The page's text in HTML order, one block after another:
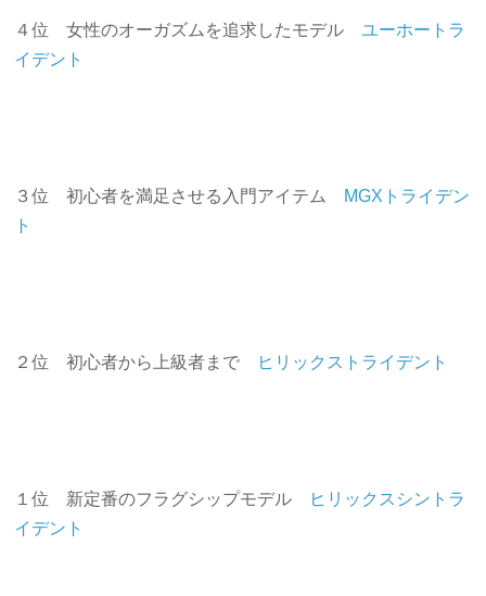
４位 女性のオーガズムを追求したモデルユーホートラ
イデント
３位 初心者を満足させる入門アイテム MGXトライデン
ト
２位 初心者から上級者まで ヒリックストライデント
１位 新定番のフラグシップモデル
ヒリックスシントラ
イデント